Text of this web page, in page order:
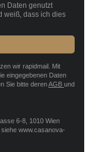
Daten genutzt
weiß, dass ich dies
wir rapidmail. Mit
eingegebenen Daten
Sie bitte derenAGB und
6-8, 1010 Wien
www.casanova-